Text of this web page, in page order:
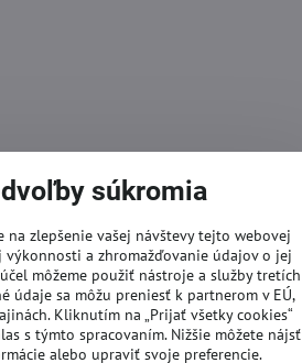
súkromia
na zlepšenie vašej návštevy tejto webovej
výkonnosti a zhromažďovanie údajov o jej
môžeme použiť nástroje a služby tretích
údaje sa môžu preniesť k partnerom v EÚ,
Kliknutím na „Prijať všetky cookies“
s týmto spracovaním. Nižšie môžete nájsť
alebo upraviť svoje preferencie.